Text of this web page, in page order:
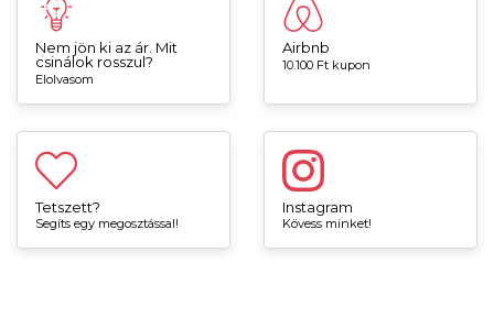
Nem jön ki az ár. Mit
csinálok rosszul?
Elolvasom
Airbnb
10.100 Ft kupon
Tetszett?
Segíts egy megosztással!
Instagram
Kövess minket!